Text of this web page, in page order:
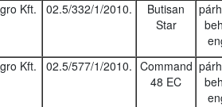
Kft. 02.5/332/1/2010.
Butisan
Star
Kft. 02.5/577/1/2010. Command
48 EC